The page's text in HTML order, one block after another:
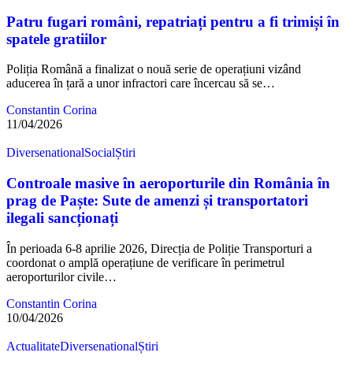
Patru fugari români, repatriați pentru a fi trimiși în
spatele gratiilor
Poliția Română a finalizat o nouă serie de operațiuni vizând
aducerea în țară a unor infractori care încercau să se…
Constantin Corina
11/04/2026
DiversenationalSocialȘtiri
Controale masive în aeroporturile din România în
prag de Paște: Sute de amenzi și transportatori
ilegali sancționați
În perioada 6-8 aprilie 2026, Direcția de Poliție Transporturi a
coordonat o amplă operațiune de verificare în perimetrul
aeroporturilor civile…
Constantin Corina
10/04/2026
ActualitateDiversenationalȘtiri